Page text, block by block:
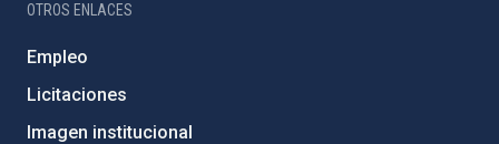
OTROS ENLACES
Empleo
Licitaciones
Imagen institucional